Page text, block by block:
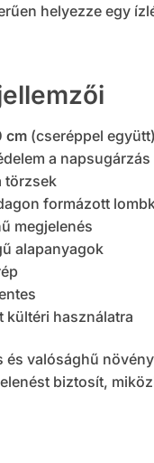
helyezze egy
cm(cseréppel együtt)
a napsugárzás
törzsek
formázott
megjelenés
alapanyagok
kültéri használatra
és valósághű
biztosít,